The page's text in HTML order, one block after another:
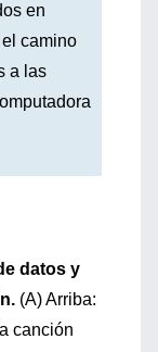
en
camino
a las
datos y
(A) Arriba:
canción